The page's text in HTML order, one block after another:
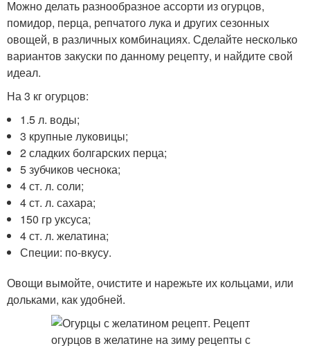
Можно делать разнообразное ассорти из огурцов,
помидор, перца, репчатого лука и других сезонных
овощей, в различных комбинациях. Сделайте несколько
вариантов закуски по данному рецепту, и найдите свой
идеал.
На 3 кг огурцов:
1.5 л. воды;
3 крупные луковицы;
2 сладких болгарских перца;
5 зубчиков чеснока;
4 ст. л. соли;
4 ст. л. сахара;
150 гр уксуса;
4 ст. л. желатина;
Специи: по-вкусу.
Овощи вымойте, очистите и нарежьте их кольцами, или
дольками, как удобней.